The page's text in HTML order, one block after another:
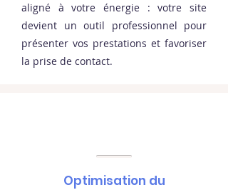
aligné à votre énergie : votre site
devient un outil professionnel pour
présenter vos prestations et favoriser
la prise de contact.
Optimisation du